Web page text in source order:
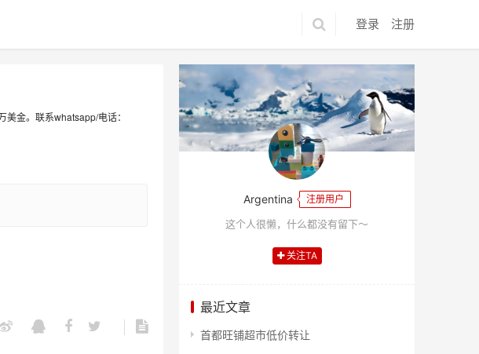
登录 注册
美金。联系whatsapp/电话：
Argentina 注册用户
这个人很懒，什么都没有留下～
关注TA
最近文章
首都旺铺超市低价转让